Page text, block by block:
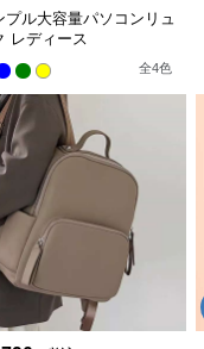
プル大容量パソコンリュ
レディース
全4色